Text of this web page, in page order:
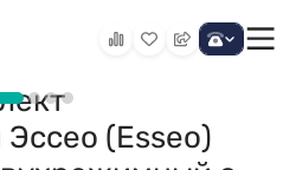
(Esseo)